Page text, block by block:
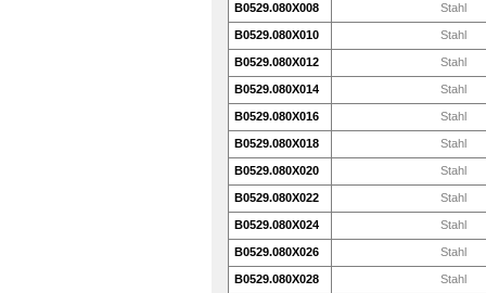
B0529.080X008 Stahl
B0529.080X010 Stahl
B0529.080X012 Stahl
B0529.080X014 Stahl
B0529.080X016 Stahl
B0529.080X018 Stahl
B0529.080X020 Stahl
B0529.080X022 Stahl
B0529.080X024 Stahl
B0529.080X026 Stahl
B0529.080X028 Stahl